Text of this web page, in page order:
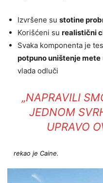
Izvršene su stotine
Korišćeni su realistični
Svaka komponenta je
potpuno uništenje mete
vlada odluči
„NAPRAVILI
JEDNOM
UPRAVO
rekao je Caine.